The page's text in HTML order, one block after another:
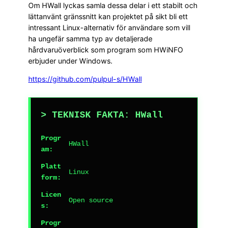
Om HWall lyckas samla dessa delar i ett stabilt och
lättanvänt gränssnitt kan projektet på sikt bli ett
intressant Linux-alternativ för användare som vill
ha ungefär samma typ av detaljerade
hårdvaruöverblick som program som HWiNFO
erbjuder under Windows.
https://github.com/pulpul-s/HWall
> TEKNISK FAKTA: HWall
Progr
am:
HWall
Platt
form:
Linux
Licen
s:
Open source
Progr